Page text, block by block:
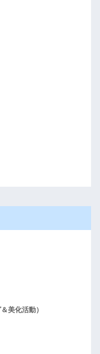
美化活動）